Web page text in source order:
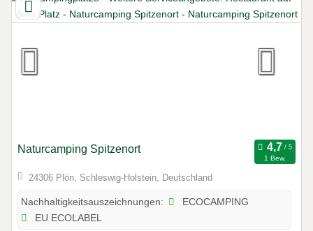
Naturcamping Spitzenort
1 Bew.
24306 Plön, Schleswig-Holstein, Deutschland
Nachhaltigkeitsauszeichnungen:
ECOCAMPING
EU ECOLABEL